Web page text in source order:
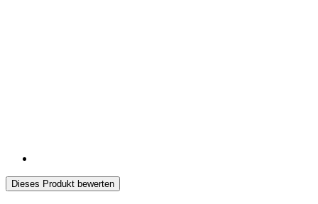
Dieses Produkt bewerten